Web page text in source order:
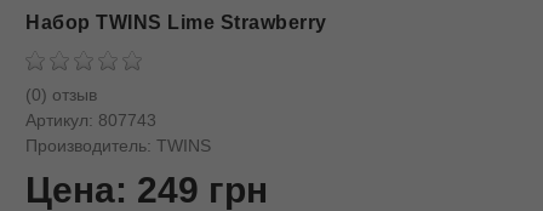
Набор TWINS Lime Strawberry
(0) отзыв
Артикул: 807743
Производитель: TWINS
Цена: 249 грн